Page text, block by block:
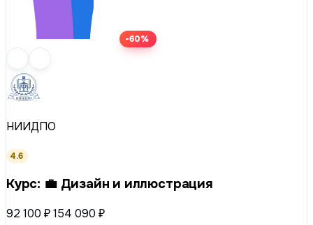
-60%
НИИДПО
4.6
Курс: 💼 Дизайн и иллюстрация
92 100 ₽154 090 ₽